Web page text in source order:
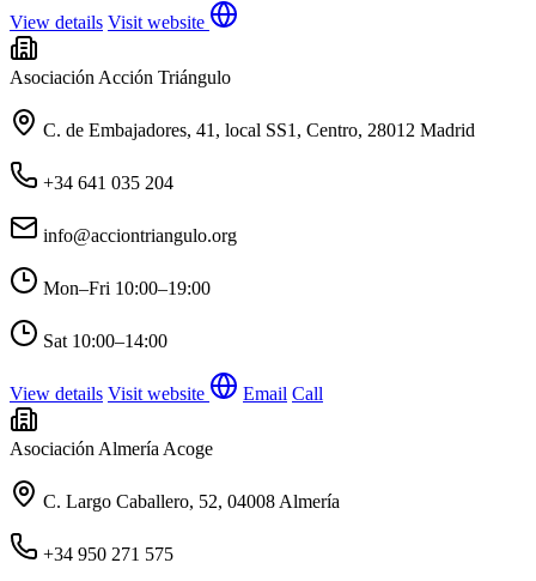
View details Visit website
Asociación Acción Triángulo
C. de Embajadores, 41, local SS1, Centro, 28012 Madrid
+34 641 035 204
info@acciontriangulo.org
Mon–Fri 10:00–19:00
Sat 10:00–14:00
View details Visit website Email Call
Asociación Almería Acoge
C. Largo Caballero, 52, 04008 Almería
+34 950 271 575